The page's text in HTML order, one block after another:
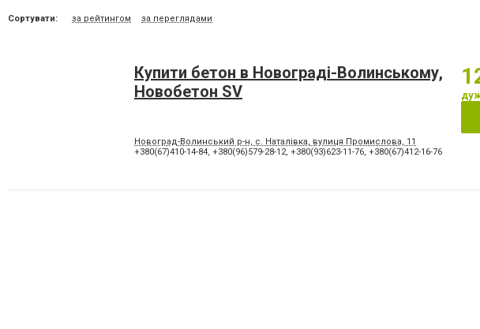
Сортувати: за рейтингом за переглядами
Купити бетон в Новограді-Волинському,
Новобетон SV
Новоград-Волинський р-н, с. Наталівка, вулиця Промислова, 11
+380(67)410-14-84, +380(96)579-28-12, +380(93)623-11-76, +380(67)412-16-76